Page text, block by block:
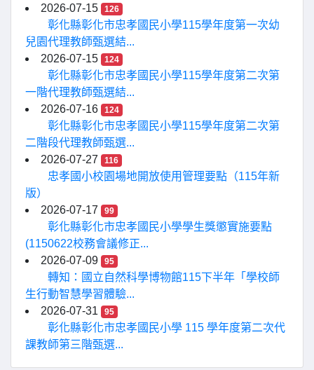
2026-07-15
126
彰化縣彰化市忠孝國民小學115學年度第一次幼
兒園代理教師甄選結...
2026-07-15
124
彰化縣彰化市忠孝國民小學115學年度第二次第
一階代理教師甄選結...
2026-07-16
124
彰化縣彰化市忠孝國民小學115學年度第二次第
二階段代理教師甄選...
2026-07-27
116
忠孝國小校園場地開放使用管理要點（115年新
版）
2026-07-17
99
彰化縣彰化市忠孝國民小學學生獎懲實施要點
(1150622校務會議修正...
2026-07-09
95
轉知：國立自然科學博物館115下半年「學校師
生行動智慧學習體驗...
2026-07-31
95
彰化縣彰化市忠孝國民小學 115 學年度第二次代
課教師第三階甄選...